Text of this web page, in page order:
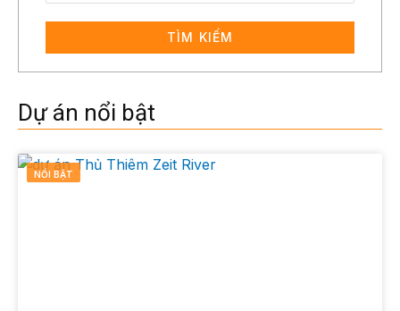
TÌM KIẾM
Dự án nổi bật
NỔI BẬT